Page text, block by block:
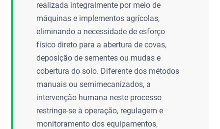
realizada integralmente por meio de
máquinas e implementos agrícolas,
eliminando a necessidade de esforço
físico direto para a abertura de covas,
deposição de sementes ou mudas e
cobertura do solo. Diferente dos métodos
manuais ou semimecanizados, a
intervenção humana neste processo
restringe-se à operação, regulagem e
monitoramento dos equipamentos,